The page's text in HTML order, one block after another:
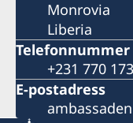
Monrovia
Liberia
Telefonnummer
+231 770
E-postadress